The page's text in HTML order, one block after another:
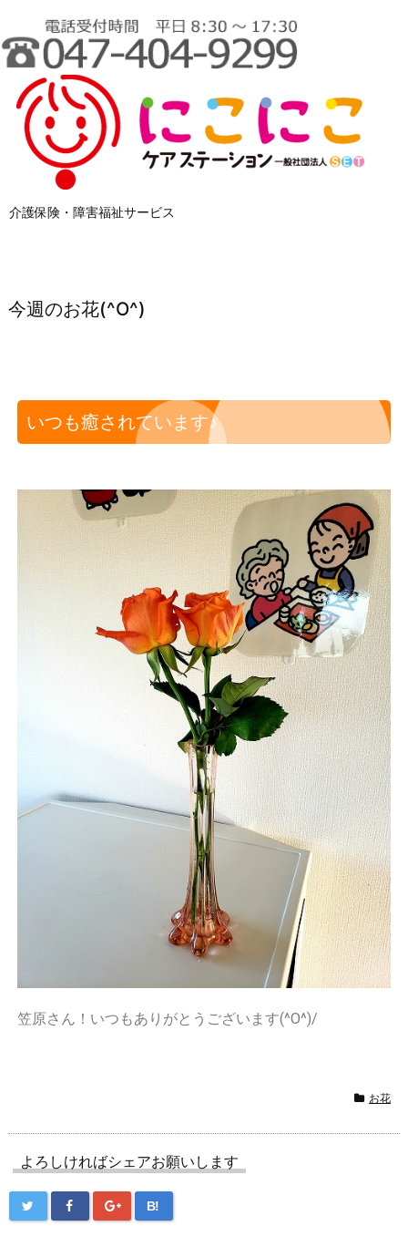
介護保険・障害福祉サービス
今週のお花(^O^)
いつも癒されています♪
笠原さん！いつもありがとうございます(^O^)/
お花
よろしければシェアお願いします
B!